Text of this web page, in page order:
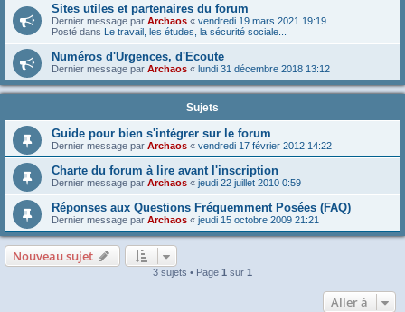
Sites utiles et partenaires du forum
Dernier message par Archaos « vendredi 19 mars 2021 19:19
Posté dans Le travail, les études, la sécurité sociale...
Numéros d'Urgences, d'Ecoute
Dernier message par Archaos « lundi 31 décembre 2018 13:12
Sujets
Guide pour bien s'intégrer sur le forum
Dernier message par Archaos « vendredi 17 février 2012 14:22
Charte du forum à lire avant l'inscription
Dernier message par Archaos « jeudi 22 juillet 2010 0:59
Réponses aux Questions Fréquemment Posées (FAQ)
Dernier message par Archaos « jeudi 15 octobre 2009 21:21
Nouveau sujet
3 sujets • Page 1 sur 1
Aller à